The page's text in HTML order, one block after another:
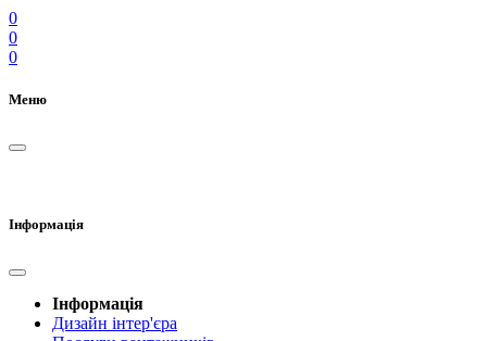
0
0
0
Меню
Інформація
Інформація
Дизайн інтер'єра